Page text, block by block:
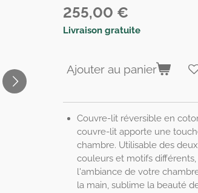
255,00 €
Livraison gratuite
Ajouter au panier
Couvre-lit réversible en
couvre-lit apporte une
chambre. Utilisable des
couleurs et motifs
l'ambiance de votre
la main, sublime la beauté